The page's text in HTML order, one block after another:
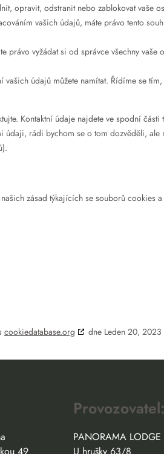
opravit, odstranit nebo zablokovat vaše
vašich údajů, máte právo tento
právo vyžádat si od správce všechny
vašich údajů můžete namítat. Řídíme se
Kontaktní údaje najdete ve spodní
údaji, rádi bychom se o tom dozvěděli,
zásad týkajících se souborů cookies
cookiedatabase.org dne Leden 20, 2023
Provozovatel:
PANORAMA LODGE